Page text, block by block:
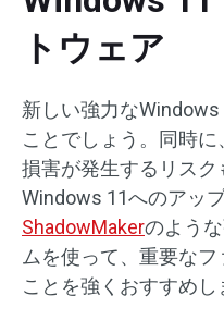
トウェア
新しい強力な
ことでしょう。同時
損害が発生するリスク
Windows 11へのアッ
ShadowMakerのよう
ムを使って、重要な
ことを強くおすすめし